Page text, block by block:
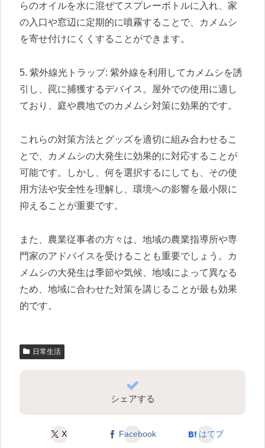
らのオイルを水に混ぜてスプレーボトルに入れ、家
の入口や窓辺に定期的に噴霧することで、カメムシ
を寄せ付けにくくすることができます。
5. 紫外線光トラップ: 紫外線を利用してカメムシを誘
引し、罠に捕獲するデバイス。屋外での使用に適し
ており、庭や農地でのカメムシ対策に効果的です。
これらの対策方法とグッズを適切に組み合わせるこ
とで、カメムシの大発生に効果的に対応することが
可能です。しかし、何を選択するにしても、その使
用方法や安全性を理解し、環境への影響を最小限に
抑えることが重要です。
また、農業従事者の方々は、地域の農業指導所や専
門家のアドバイスを受けることも重要でしょう。カ
メムシの大発生は季節や気候、地域によって異なる
ため、地域に合わせた対策を講じることが最も効果
的です。
日常生活
シェアする
X Facebook はてブ